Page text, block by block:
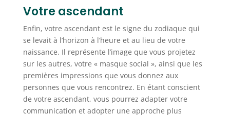
Votre ascendant
Enfin, votre ascendant est le signe du zodiaque qui
se levait à l’horizon à l’heure et au lieu de votre
naissance. Il représente l’image que vous projetez
sur les autres, votre « masque social », ainsi que les
premières impressions que vous donnez aux
personnes que vous rencontrez. En étant conscient
de votre ascendant, vous pourrez adapter votre
communication et adopter une approche plus